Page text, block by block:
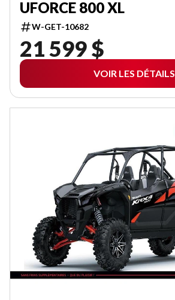
UFORCE 800 XL
W-GET-10682
21 599 $
VOIR LES DÉTAILS